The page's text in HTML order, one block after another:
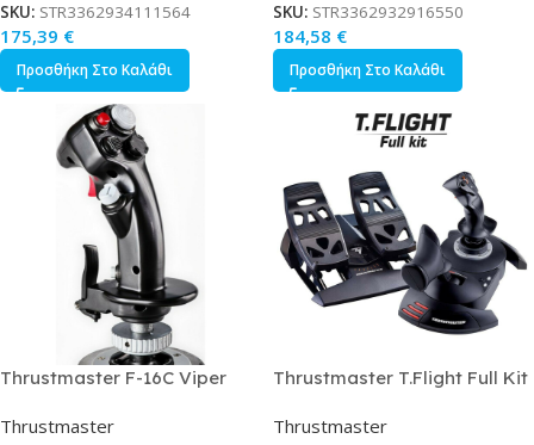
SKU: STR3362934111564
175,39 €
Προσθήκη Στο Καλάθι
SKU: STR3362932916550
184,58 €
Προσθήκη Στο Καλάθι
Thrustmaster F-16C Viper
Συμβατό με PC
Thrustmaster
Thrustmaster T.Flight Full Kit
με Xbox Series X/S / PC
Thrustmaster